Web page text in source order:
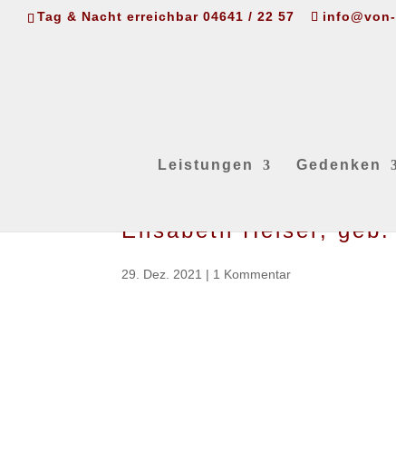
Tag & Nacht erreichbar 04641 / 22 57
Leistungen Gedenken
Elisabeth Heiser,
29. Dez. 2021 | 1 Kommentar